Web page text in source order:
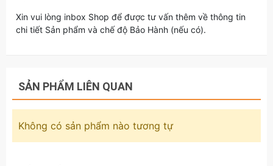
Xin vui lòng inbox Shop để được tư vấn thêm về thông tin
chi tiết Sản phẩm và chế độ Bảo Hành (nếu có).
SẢN PHẨM LIÊN QUAN
Không có sản phẩm nào tương tự